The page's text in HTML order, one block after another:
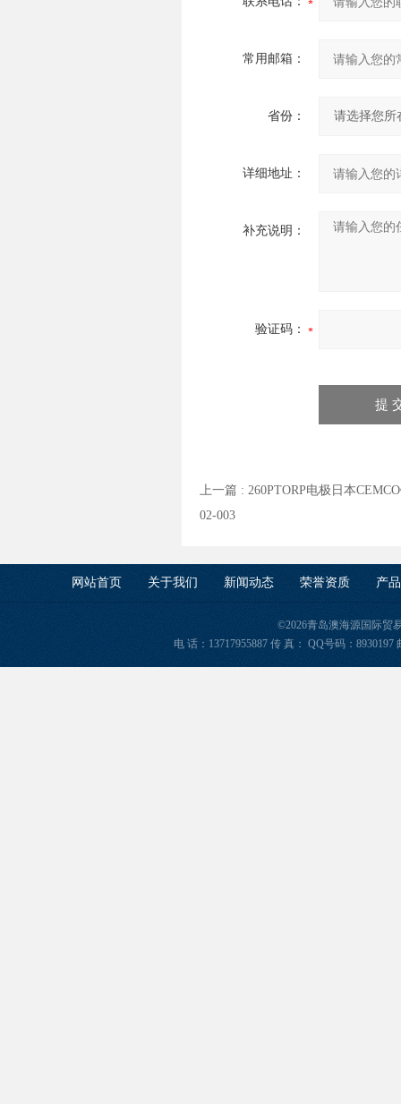
常用邮箱：
省份：
详细地址：
补充说明：
验证码：
上一篇 : 260PTORP电极日本
02-003
网站首页 关于我们 新闻动态 荣誉资质 产
©2026青岛澳海源国际贸
电 话：13717955887 传 真： QQ号码：